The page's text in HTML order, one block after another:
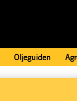
Oljeguiden